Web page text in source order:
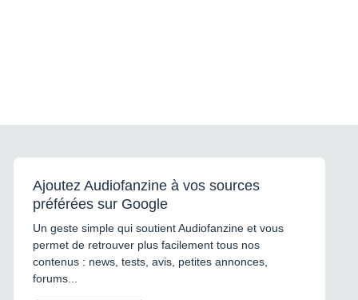
Ajoutez Audiofanzine à vos sources
préférées sur Google
Un geste simple qui soutient Audiofanzine et vous
permet de retrouver plus facilement tous nos
contenus : news, tests, avis, petites annonces,
forums...